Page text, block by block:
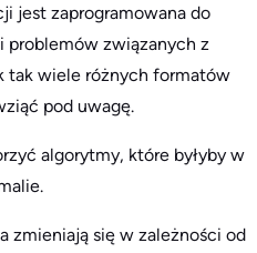
jest zaprogramowana do
problemów związanych z
tak wiele różnych formatów
pod uwagę.
algorytmy, które byłyby w
zmieniają się w zależności od